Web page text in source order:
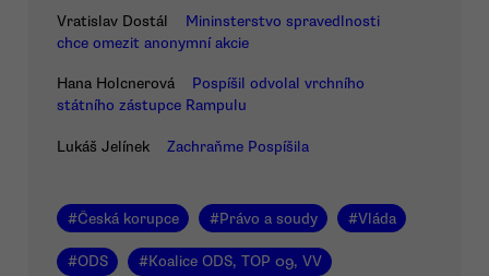
Vratislav Dostál
Mininsterstvo spravedlnosti
chce omezit anonymní akcie
Hana Holcnerová
Pospíšil odvolal vrchního
státního zástupce Rampulu
Lukáš Jelínek Zachraňme Pospíšila
#Česká korupce #Právo a soudy #Vláda
#ODS #Koalice ODS, TOP 09, VV